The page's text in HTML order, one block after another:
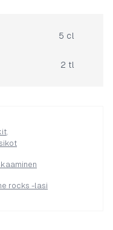
5 cl
2 tl
,
rocks -lasi